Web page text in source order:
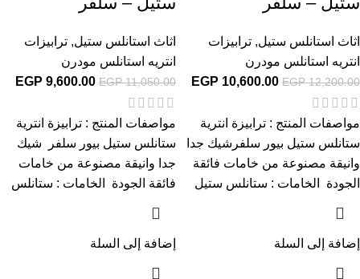
اثاث استانلس ستيل, ترابيزات
انتريه استانلس مودرن
EGP12,200.00
EGP 10,600.00
مواصفات المنتج : ترابيزة انترية
ستانلس ستيل بيور سلفرشيك جدا
وانيقة مصنوعة من خامات فائقة
الجودة الخامات : ستانلس ستيل
إضافة إلى السلة
اثاث استانلس ستيل, ترابيزات
انتريه استانلس مودرن
EGP11,050.00
EGP 9,600.00
مواصفات المنتج : ترابيزة انترية
ستانلس ستيل بيور سلفر شيك
جدا وانيقة مصنوعة من خامات
فائقة الجودة الخامات : ستانلس
إضافة إلى السلة